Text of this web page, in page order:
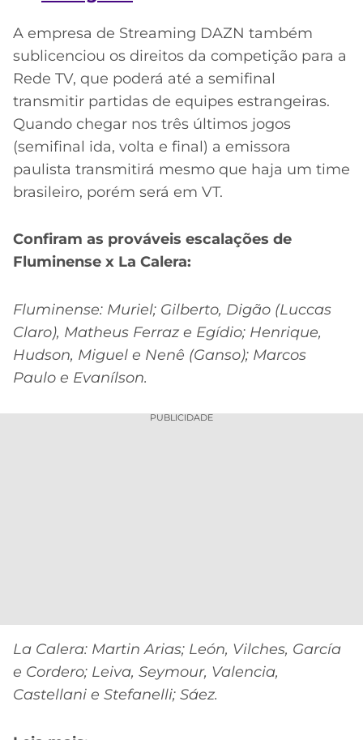
A empresa de Streaming DAZN também
sublicenciou os direitos da competição para a
Rede TV, que poderá até a semifinal
transmitir partidas de equipes estrangeiras.
Quando chegar nos três últimos jogos
(semifinal ida, volta e final) a emissora
paulista transmitirá mesmo que haja um time
brasileiro, porém será em VT.
Confiram as prováveis escalações de
Fluminense x La Calera:
Fluminense: Muriel; Gilberto, Digão (Luccas
Claro), Matheus Ferraz e Egídio; Henrique,
Hudson, Miguel e Nenê (Ganso); Marcos
Paulo e Evanílson.
PUBLICIDADE
La Calera: Martin Arias; León, Vilches, García
e Cordero; Leiva, Seymour, Valencia,
Castellani e Stefanelli; Sáez.